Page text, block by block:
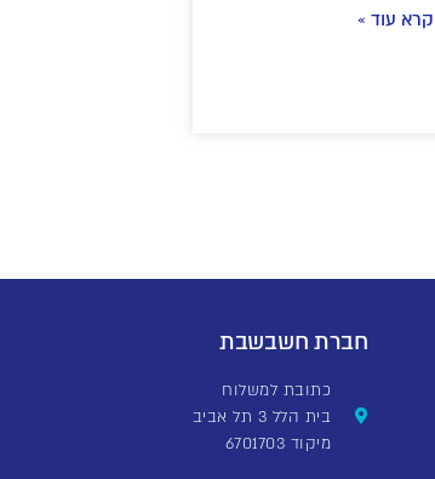
קרא עוד »
חברת חשבשבת
כתובת למשלוח
בית הלל 3 תל אביב
מיקוד 6701703